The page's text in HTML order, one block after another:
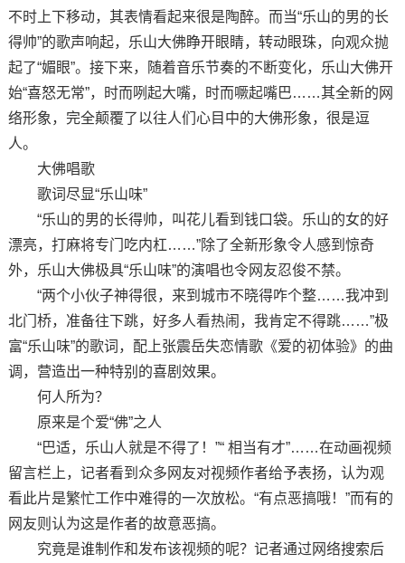
不时上下移动，其表情看起来很是陶醉。而当“乐山的男的长
得帅”的歌声响起，乐山大佛睁开眼睛，转动眼珠，向观众抛
起了“媚眼”。接下来，随着音乐节奏的不断变化，乐山大佛开
始“喜怒无常”，时而咧起大嘴，时而噘起嘴巴……其全新的网
络形象，完全颠覆了以往人们心目中的大佛形象，很是逗
人。
大佛唱歌
歌词尽显“乐山味”
“乐山的男的长得帅，叫花儿看到钱口袋。乐山的女的好
漂亮，打麻将专门吃内杠……”除了全新形象令人感到惊奇
外，乐山大佛极具“乐山味”的演唱也令网友忍俊不禁。
“两个小伙子神得很，来到城市不晓得咋个整……我冲到
北门桥，准备往下跳，好多人看热闹，我肯定不得跳……”极
富“乐山味”的歌词，配上张震岳失恋情歌《爱的初体验》的曲
调，营造出一种特别的喜剧效果。
何人所为？
原来是个爱“佛”之人
“巴适，乐山人就是不得了！”“ 相当有才”……在动画视频
留言栏上，记者看到众多网友对视频作者给予表扬，认为观
看此片是繁忙工作中难得的一次放松。“有点恶搞哦！”而有的
网友则认为这是作者的故意恶搞。
究竟是谁制作和发布该视频的呢？记者通过网络搜索后